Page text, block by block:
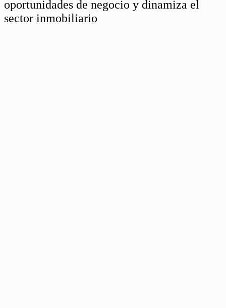
oportunidades de negocio y dinamiza el
sector inmobiliario